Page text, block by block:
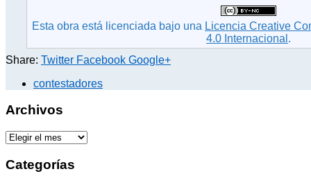
Esta obra está licenciada bajo una Licencia Creative
4.0 Internacional .
Share: Twitter Facebook Google+
contestadores
Archivos
A
c
Categorías